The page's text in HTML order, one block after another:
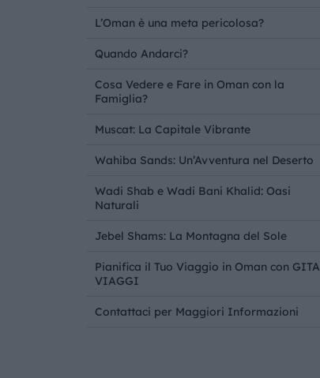
L’Oman è una meta pericolosa?
Quando Andarci?
Cosa Vedere e Fare in Oman con la
Famiglia?
Muscat: La Capitale Vibrante
Wahiba Sands: Un’Avventura nel Deserto
Wadi Shab e Wadi Bani Khalid: Oasi
Naturali
Jebel Shams: La Montagna del Sole
Pianifica il Tuo Viaggio in Oman con
VIAGGI
Contattaci per Maggiori Informazioni